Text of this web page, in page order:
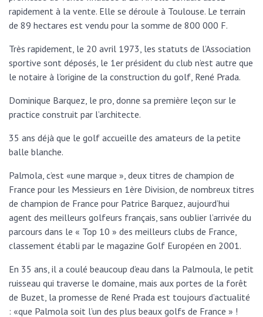
rapidement à la vente. Elle se déroule à Toulouse. Le terrain
de 89 hectares est vendu pour la somme de 800 000 F.
Très rapidement, le 20 avril 1973, les statuts de l’Association
sportive sont déposés, le 1er président du club n’est autre que
le notaire à l’origine de la construction du golf, René Prada.
Dominique Barquez, le pro, donne sa première leçon sur le
practice construit par l’architecte.
35 ans déjà que le golf accueille des amateurs de la petite
balle blanche.
Palmola, c’est «une marque », deux titres de champion de
France pour les Messieurs en 1ère Division, de nombreux titres
de champion de France pour Patrice Barquez, aujourd’hui
agent des meilleurs golfeurs français, sans oublier l’arrivée du
parcours dans le « Top 10 » des meilleurs clubs de France,
classement établi par le magazine Golf Européen en 2001.
En 35 ans, il a coulé beaucoup d’eau dans la Palmoula, le petit
ruisseau qui traverse le domaine, mais aux portes de la forêt
de Buzet, la promesse de René Prada est toujours d’actualité
: «que Palmola soit l’un des plus beaux golfs de France » !